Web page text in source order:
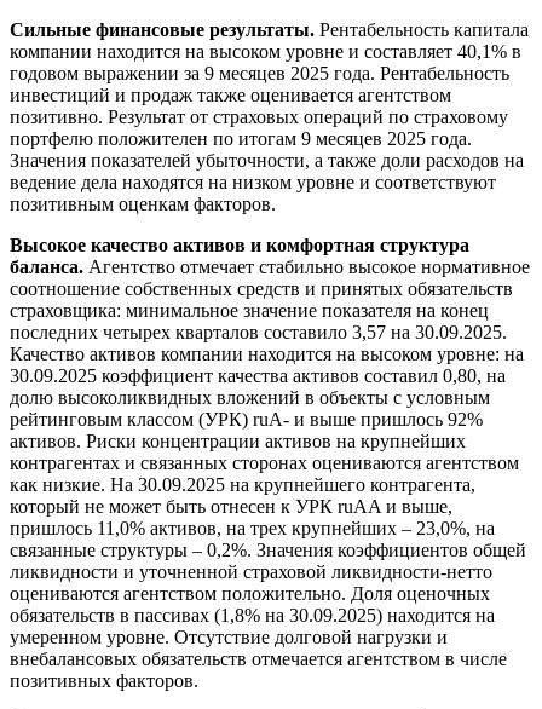
Сильные финансовые результаты. Рентабельность капитала
компании находится на высоком уровне и составляет 40,1% в
годовом выражении за 9 месяцев 2025 года. Рентабельность
инвестиций и продаж также оценивается агентством
позитивно. Результат от страховых операций по страховому
портфелю положителен по итогам 9 месяцев 2025 года.
Значения показателей убыточности, а также доли расходов на
ведение дела находятся на низком уровне и соответствуют
позитивным оценкам факторов.
Высокое качество активов и комфортная структура
баланса. Агентство отмечает стабильно высокое нормативное
соотношение собственных средств и принятых обязательств
страховщика: минимальное значение показателя на конец
последних четырех кварталов составило 3,57 на 30.09.2025.
Качество активов компании находится на высоком уровне: на
30.09.2025 коэффициент качества активов составил 0,80, на
долю высоколиквидных вложений в объекты с условным
рейтинговым классом (УРК) ruA- и выше пришлось 92%
активов. Риски концентрации активов на крупнейших
контрагентах и связанных сторонах оцениваются агентством
как низкие. На 30.09.2025 на крупнейшего контрагента,
который не может быть отнесен к УРК ruAA и выше,
пришлось 11,0% активов, на трех крупнейших – 23,0%, на
связанные структуры – 0,2%. Значения коэффициентов общей
ликвидности и уточненной страховой ликвидности-нетто
оцениваются агентством положительно. Доля оценочных
обязательств в пассивах (1,8% на 30.09.2025) находится на
умеренном уровне. Отсутствие долговой нагрузки и
внебалансовых обязательств отмечается агентством в числе
позитивных факторов.